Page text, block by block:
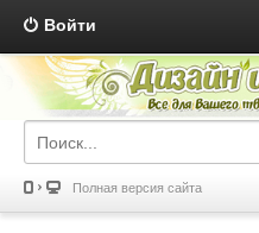
Войти
Полная версия сайта